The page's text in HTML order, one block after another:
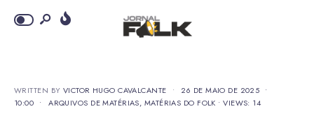
WRITTEN BY VICTOR HUGO CAVALCANTE • 26 DE MAIO DE 2025 •
10:00 • ARQUIVOS DE MATÉRIAS, MATÉRIAS DO FOLK •VIEWS: 14